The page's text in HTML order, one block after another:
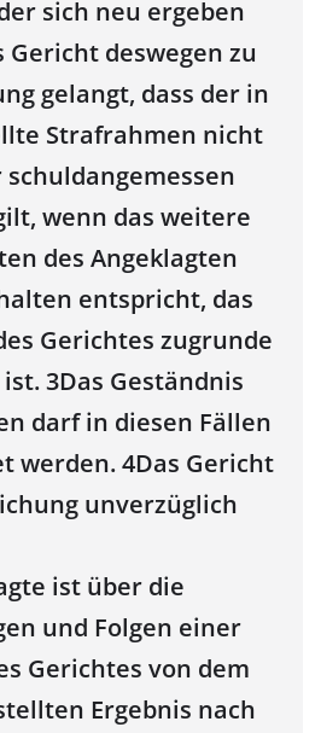
sich neu ergeben
Gericht deswegen zu
gelangt, dass der in
Strafrahmen nicht
wenn das weitere
des Angeklagten
entspricht, das
Gerichtes zugrunde
3Das Geständnis
darf in diesen Fällen
werden. 4Das Gericht
unverzüglich
ist über die
und Folgen einer
Gerichtes von dem
Ergebnis nach